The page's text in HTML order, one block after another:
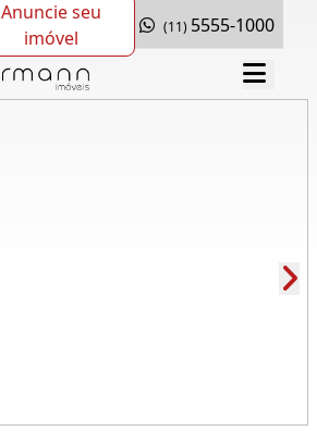
Anuncie seu
imóvel
(11) 5555-1000